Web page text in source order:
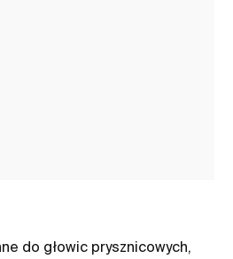
do głowic prysznicowych,